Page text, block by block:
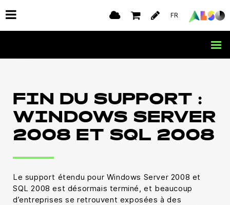
FR
FIN DU SUPPORT :
WINDOWS SERVER
2008 ET SQL 2008
Le support étendu pour Windows Server 2008 et
SQL 2008 est désormais terminé, et beaucoup
d’entreprises se retrouvent exposées à des